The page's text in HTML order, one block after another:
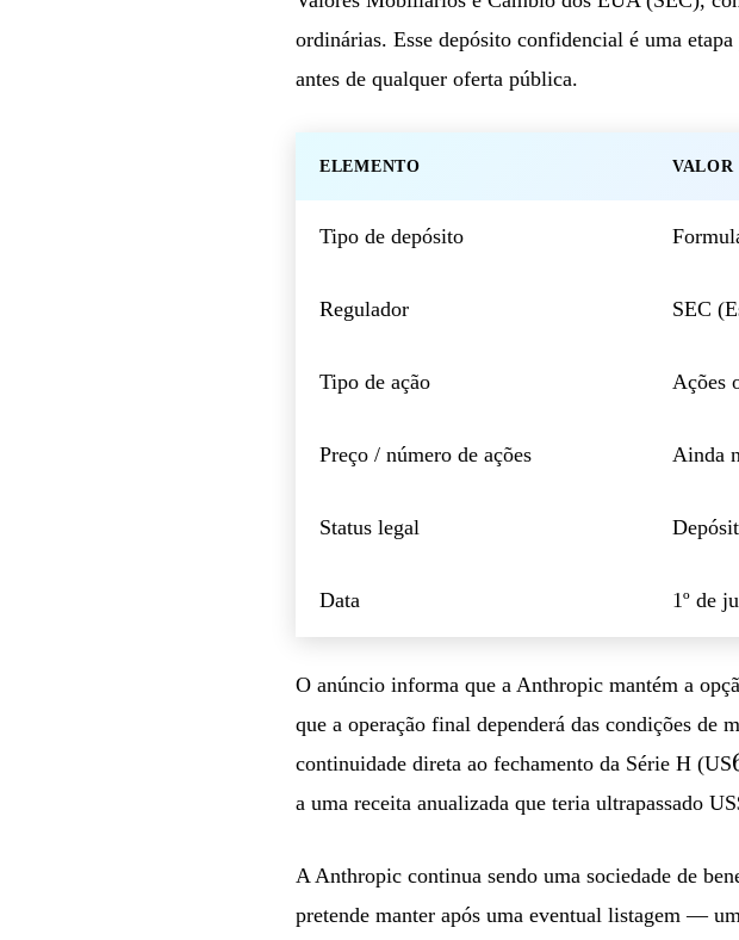
ordinárias. Esse depósito confidencial é uma
antes de qualquer oferta pública.
ELEMENTO VALOR
Tipo de depósito
Regulador SEC
Tipo de ação Ações
Preço / número de ações Ainda
Status legal
Data 1º de
O anúncio informa que a Anthropic mantém a
que a operação final dependerá das condições de
continuidade direta ao fechamento da Série H (US
a uma receita anualizada que teria ultrapassado
A Anthropic continua sendo uma sociedade de
pretende manter após uma eventual listagem —